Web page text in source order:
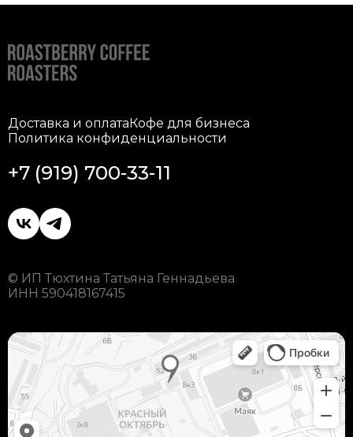
Доставка и оплатаКофе для бизнеса
Политика конфиденциальности
+7 (919) 700-33-11
© ИП Тюхтина Татьяна Геннадьева
ИНН 590418167415